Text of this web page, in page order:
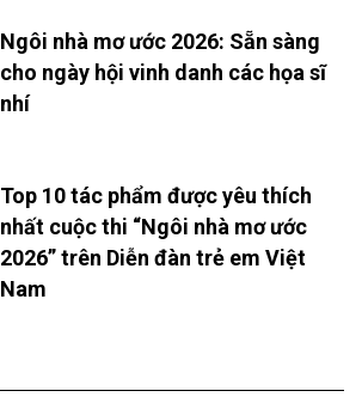
Ngôi nhà mơ ước 2026: Sẵn sàng
cho ngày hội vinh danh các họa sĩ
nhí
Top 10 tác phẩm được yêu thích
nhất cuộc thi “Ngôi nhà mơ ước
2026” trên Diễn đàn trẻ em Việt
Nam